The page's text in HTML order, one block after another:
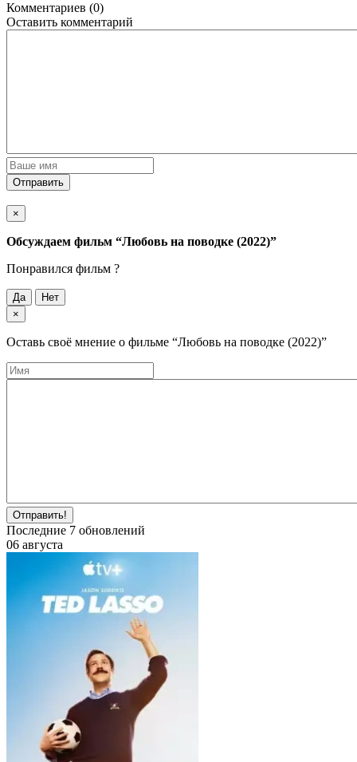
Комментариев (0)
Оставить комментарий
Отправить
×
Обсуждаем фильм “Любовь на поводке (2022)”
Понравился фильм ?
Да
Нет
×
Оставь своё мнение о фильме “Любовь на поводке (2022)”
Отправить!
Последние 7 обновлений
06 августа